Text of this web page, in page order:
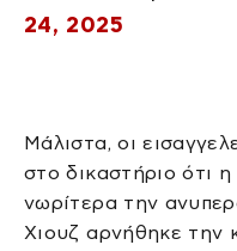
24, 2025
Μάλιστα, οι
στο δικαστήριο ότι
νωρίτερα την
Χιουζ αρνήθηκε την